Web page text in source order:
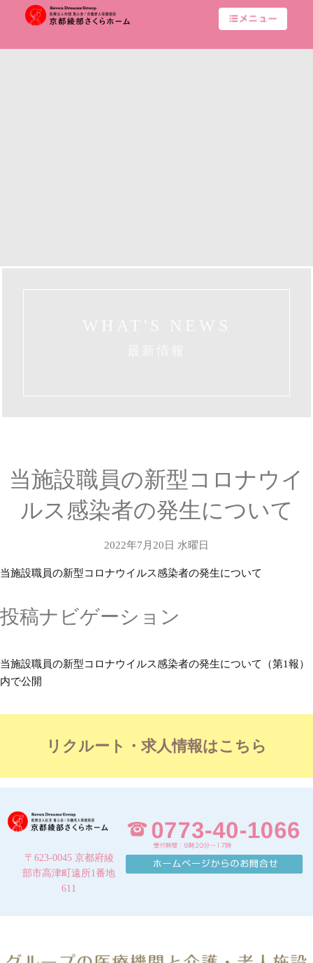
当施設職員の新型コロナウイ
ルス感染者の発生について
2022年7月20日 水曜日
当施設職員の新型コロナウイルス感染者の発生について
投稿ナビゲーション
当施設職員の新型コロナウイルス感染者の発生について（第1報）
内で公開
リクルート・求人情報はこちら
〒623-0045 京都府綾
部市高津町遠所1番地
611